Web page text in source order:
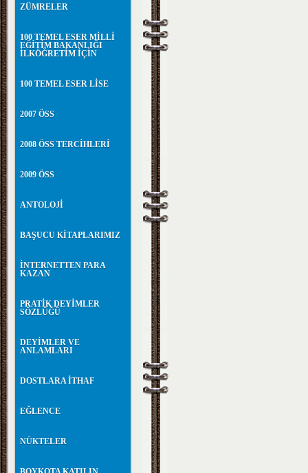
ZÜMRELER
100 TEMEL ESER MİLLİ
EĞİTİM BAKANLIĞI
İLKÖĞRETİM İÇİN
100 TEMEL ESER LİSE
2007 ÖSS
2008 ÖSS TERCİHLERİ
2009 ÖSS
ANTOLOJİ
BAŞUCU KİTAPLARIMIZ
İNTERNETTEN PARA
KAZAN
PRATİK DEYİMLER
SÖZLÜĞÜ
DEYİMLER VE
ANLAMLARI
DOSTLARA İTHAF
EĞLENCE
NÜKTELER